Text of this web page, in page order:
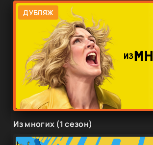
ДУБЛЯЖ
Из многих (1 сезон)